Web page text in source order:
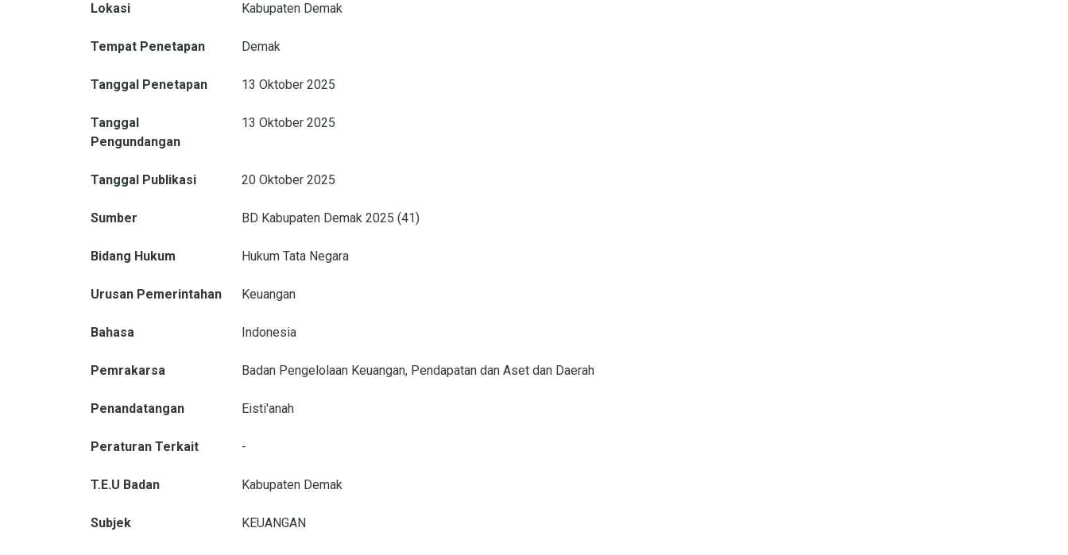
Lokasi Kabupaten Demak
Tempat Penetapan Demak
Tanggal Penetapan 13 Oktober 2025
Tanggal
Pengundangan
13 Oktober 2025
Tanggal Publikasi 20 Oktober 2025
Sumber BD Kabupaten Demak 2025 (41)
Bidang Hukum Hukum Tata Negara
Urusan Pemerintahan Keuangan
Bahasa Indonesia
Pemrakarsa Badan Pengelolaan Keuangan, Pendapatan dan Aset dan Daerah
Penandatangan Eisti'anah
Peraturan Terkait -
T.E.U Badan Kabupaten Demak
Subjek KEUANGAN